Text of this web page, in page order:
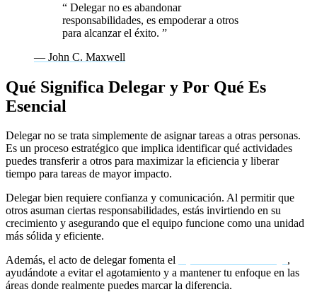
“ Delegar no es abandonar
responsabilidades, es empoderar a otros
para alcanzar el éxito. ”
— John C. Maxwell
Qué Significa Delegar y Por Qué Es
Esencial
Delegar no se trata simplemente de asignar tareas a otras personas.
Es un proceso estratégico que implica identificar qué actividades
puedes transferir a otros para maximizar la eficiencia y liberar
tiempo para tareas de mayor impacto.
Delegar bien requiere confianza y comunicación. Al permitir que
otros asuman ciertas responsabilidades, estás invirtiendo en su
crecimiento y asegurando que el equipo funcione como una unidad
más sólida y eficiente.
Además, el acto de delegar fomenta el
,
ayudándote a evitar el agotamiento y a mantener tu enfoque en las
áreas donde realmente puedes marcar la diferencia.